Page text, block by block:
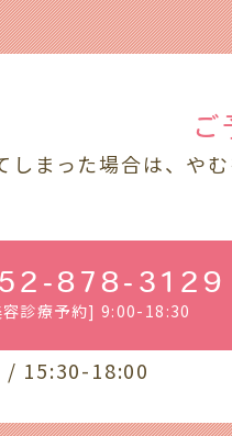
ご
しまった場合は、や
878-3129
診療予約] 9:00-18:30
/ 15:30-18:00